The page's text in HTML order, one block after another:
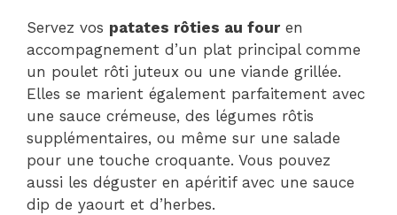
Servez vos patates rôties au fouren
accompagnement d’un plat principal comme
un poulet rôti juteux ou une viande grillée.
Elles se marient également parfaitement avec
une sauce crémeuse, des légumes rôtis
supplémentaires, ou même sur une salade
pour une touche croquante. Vous pouvez
aussi les déguster en apéritif avec une sauce
dip de yaourt et d’herbes.